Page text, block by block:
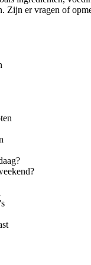
Zijn er vragen of